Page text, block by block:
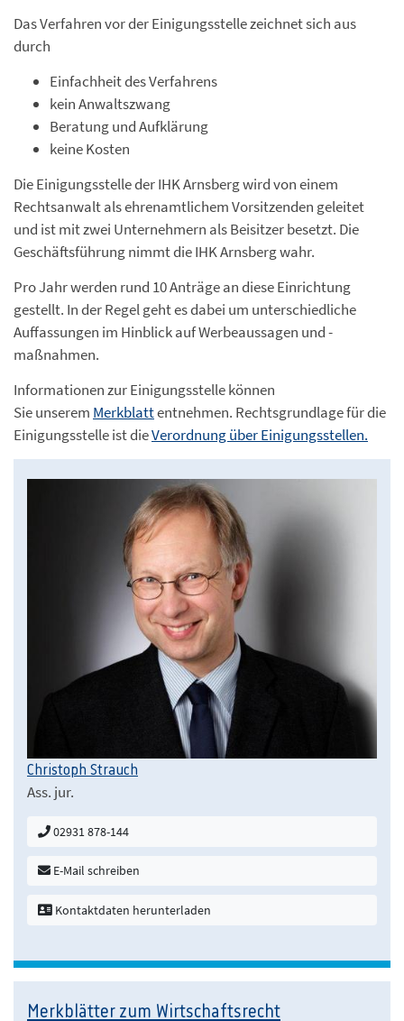
Das Verfahren vor der Einigungsstelle zeichnet sich aus
durch
Einfachheit des Verfahrens
kein Anwaltszwang
Beratung und Aufklärung
keine Kosten
Die Einigungsstelle der IHK Arnsberg wird von einem
Rechtsanwalt als ehrenamtlichem Vorsitzenden geleitet
und ist mit zwei Unternehmern als Beisitzer besetzt. Die
Geschäftsführung nimmt die IHK Arnsberg wahr.
Pro Jahr werden rund 10 Anträge an diese Einrichtung
gestellt. In der Regel geht es dabei um unterschiedliche
Auffassungen im Hinblick auf Werbeaussagen und -
maßnahmen.
Informationen zur Einigungsstelle können
Sie unserem Merkblattentnehmen. Rechtsgrundlage für die
Einigungsstelle ist dieVerordnung über Einigungsstellen.
Christoph Strauch
Ass. jur.
02931 878-144
E-Mail schreiben
Kontaktdaten herunterladen
Merkblätter zum Wirtschaftsrecht